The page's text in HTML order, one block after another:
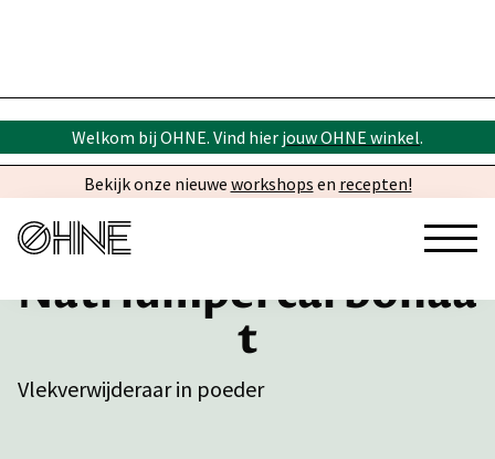
Welkom bij OHNE. Vind hier jouw OHNE winkel.
Bekijk onze nieuwe workshops en recepten!
Natriumpercarbonaa
t
Vlekverwijderaar in poeder